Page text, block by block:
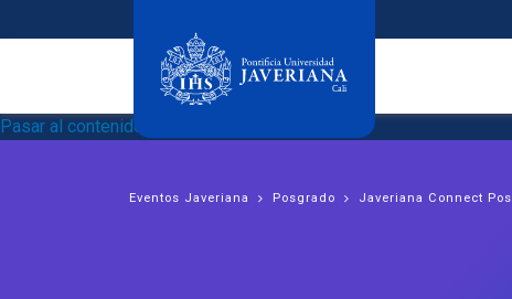
Pasar al contenido principal
Eventos Javeriana Posgrado Javeriana Connect